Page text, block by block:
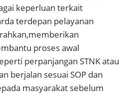
keperluan terkait
terdepan pelayanan
proses awal
perpanjangan STNK atau
berjalan sesuai SOP dan
masyarakat sebelum